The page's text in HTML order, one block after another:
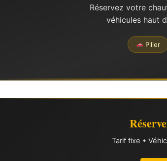
Réservez votre
véhicules haut
Pilier
Tarif fixe •